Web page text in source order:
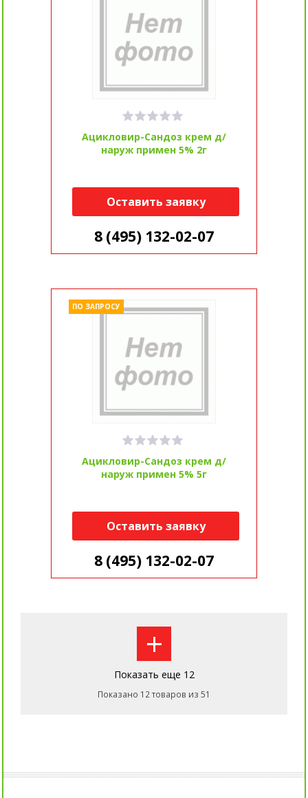
Ацикловир-Сандоз крем д/
наруж примен 5% 2г
Оставить заявку
8 (495) 132-02-07
Ацикловир-Сандоз крем д/
наруж примен 5% 5г
ПО ЗАПРОСУ
Оставить заявку
8 (495) 132-02-07
+
Показать еще 12
Показано 12 товаров из 51